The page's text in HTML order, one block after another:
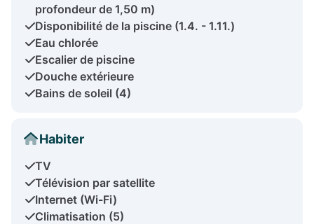
profondeur de 1,50 m)
Disponibilité de la piscine (1.4. - 1.11.)
Eau chlorée
Escalier de piscine
Douche extérieure
Bains de soleil (4)
Habiter
TV
Télévision par satellite
Internet (Wi-Fi)
Climatisation (5)